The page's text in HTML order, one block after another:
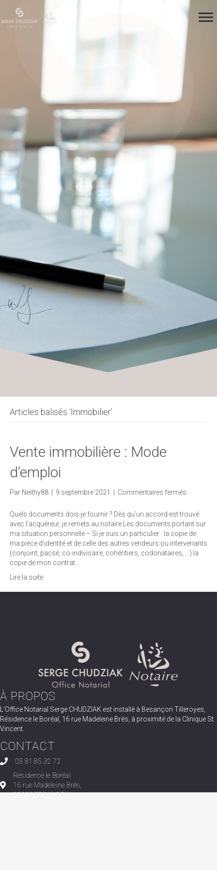
Articles balisés ‘Immobilier’
Vente immobilière : Mode
d’emploi
Par Neithy88 9 septembre 2021 Commentaires fermés
:
Mode
d’emploi
Quels documents dois-je fournir ? Dès qu’un accord est trouvé
avec l’acquéreur, je remets au notaire Les documents portant sur
ma situation personnelle – Si je suis un particulier : la copie de
ma pièce d’identité et de celle des autres vendeurs ou intervenants
(conjoint, pacsé, co-indivisaire, cohéritiers, codonataires, …) la
copie de mon contrat…
Lire la suite
À PROPOS
L'Office Notarial Serge CHUDZIAK est installé à Besançon Tilleroyes,
Résidence le Boréal, 16 rue Madeleine Brès, à proximité de la Clinique St
Vincent.
CONTACT
03 81 85 32 72
Résidence le Boréal
16 rue Madeleine Brès,
25000 BESANÇON